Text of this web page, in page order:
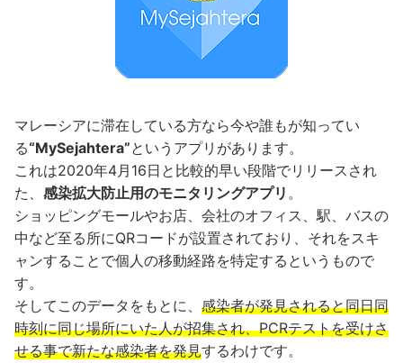
マレーシアに滞在している方なら今や誰もが知ってい
る“MySejahtera”というアプリがあります。
これは2020年4月16日と比較的早い段階でリリースされ
た、 感染拡大防止用のモニタリングアプリ 。
ショッピングモールやお店、会社のオフィス、駅、バスの
中など至る所にQRコードが設置されており、それをスキ
ャンすることで個人の移動経路を特定するというもので
す。
そしてこのデータをもとに、 感染者が発見されると同日同
時刻に同じ場所にいた人が招集され、PCRテストを受けさ
せる事で新たな感染者を発見するわけです。